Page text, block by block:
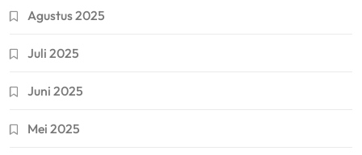
Agustus 2025
Juli 2025
Juni 2025
Mei 2025